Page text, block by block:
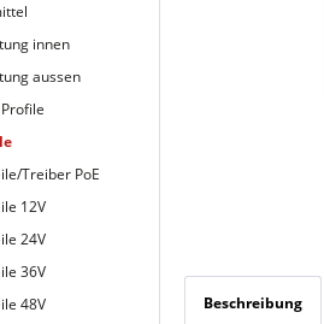
innen
aussen
Treiber PoE
12V
24V
36V
48V
Beschreibung